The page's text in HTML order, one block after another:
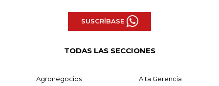
SUSCRÍBASE
TODAS LAS SECCIONES
Agronegocios Alta Gerencia